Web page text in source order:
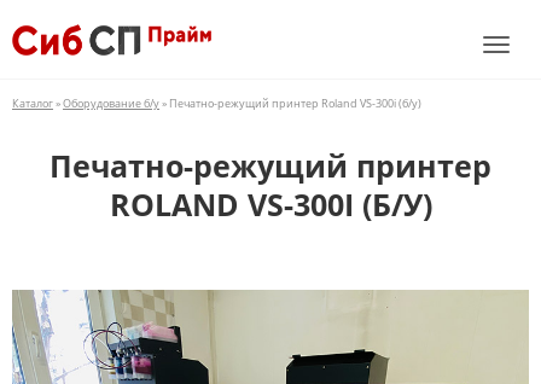
Каталог»Оборудование б/у» Печатно-режущий принтер Roland VS-300i (б/у)
Печатно-режущий принтер
ROLAND VS-300I (Б/У)